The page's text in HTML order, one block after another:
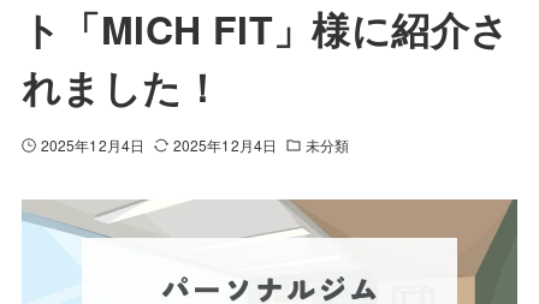
ト「MICH FIT」様に紹介さ
れました！
2025年12月4日 2025年12月4日 未分類